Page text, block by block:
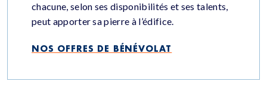
chacune, selon ses disponibilités et ses talents,
peut apporter sa pierre à l’édifice.
NOS OFFRES DE BÉNÉVOLAT